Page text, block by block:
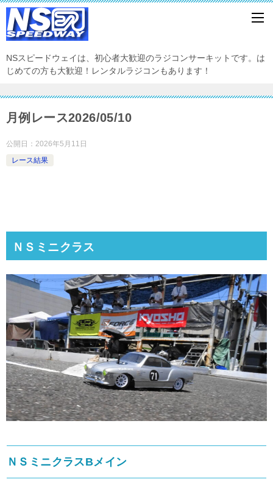
NSスピードウェイは、初心者大歓迎のラジコンサーキットです。は
じめての方も大歓迎！レンタルラジコンもあります！
月例レース2026/05/10
公開日： 2026年5月11日
レース結果
ＮＳミニクラス
ＮＳミニクラスBメイン